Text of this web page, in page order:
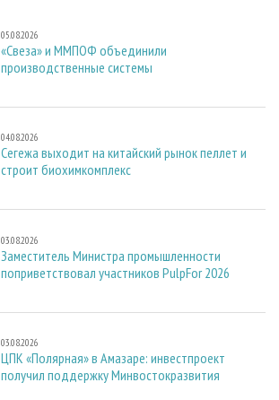
05.08.2026
«Свеза» и ММПОФ объединили
производственные системы
04.08.2026
Сегежа выходит на китайский рынок пеллет и
строит биохимкомплекс
03.08.2026
Заместитель Министра промышленности
поприветствовал участников PulpFor 2026
03.08.2026
ЦПК «Полярная» в Амазаре: инвестпроект
получил поддержку Минвостокразвития